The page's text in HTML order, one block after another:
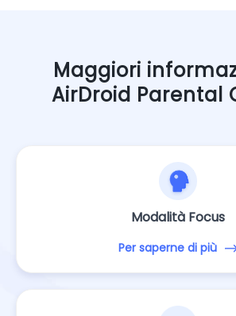
Maggiori
AirDroid Parental
Modalità Focus
Per saperne di più